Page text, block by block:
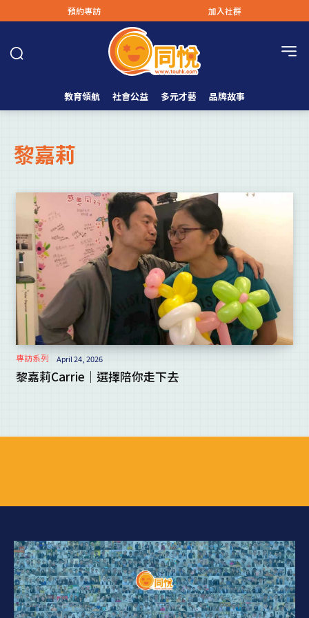
預約專訪 加入社群
教育領航 社會公益 多元才藝 品牌故事
黎嘉莉
專訪系列 April 24, 2026
黎嘉莉Carrie｜選擇陪你走下去